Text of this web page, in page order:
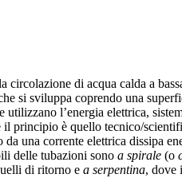
circolazione di acqua calda a
si sviluppa coprendo una
utilizzano l’energia elettrica,
il principio è quello tecnico/
da una corrente elettrica dissipa
delle tubazioni sono a spirale (o
di ritorno e a serpentina, dove